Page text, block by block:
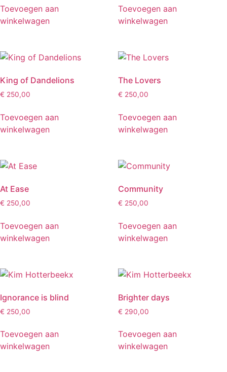
Toevoegen aan
winkelwagen
Toevoegen aan
winkelwagen
King of Dandelions
€ 250,00
Toevoegen aan
winkelwagen
The Lovers
€ 250,00
Toevoegen aan
winkelwagen
At Ease
€ 250,00
Toevoegen aan
winkelwagen
Community
€ 250,00
Toevoegen aan
winkelwagen
Ignorance is blind
€ 250,00
Toevoegen aan
winkelwagen
Brighter days
€ 290,00
Toevoegen aan
winkelwagen